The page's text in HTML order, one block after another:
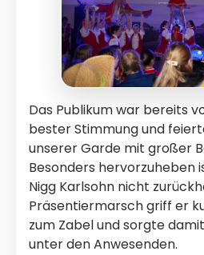
Das Publikum war bereits
bester Stimmung und
unserer Garde mit großer
Besonders hervorzuheben
Nigg Karlsohn nicht
Präsentiermarsch griff er
zum Zabel und sorgte
unter den Anwesenden.